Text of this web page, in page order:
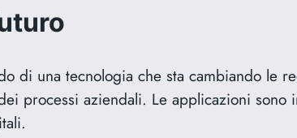
di una tecnologia che sta cambiando le
processi aziendali. Le applicazioni sono